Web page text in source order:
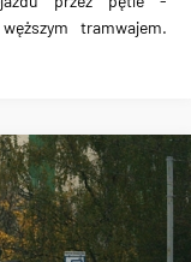
tramwajem.